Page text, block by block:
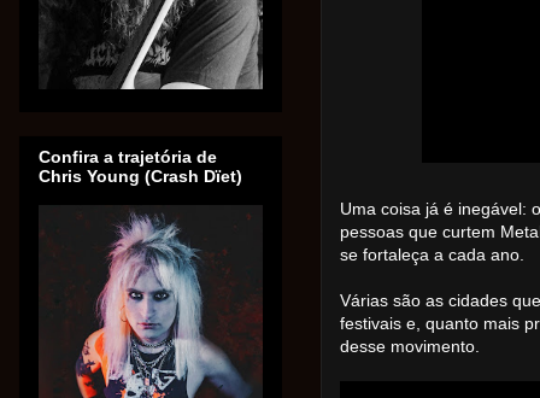
Uma coisa já é inegável:
pessoas que curtem
se fortaleça a cada ano.
Várias são as cidades
festivais e, quanto mais
desse movimento.
Confira a trajetória de
Chris Young (Crash Dïet)